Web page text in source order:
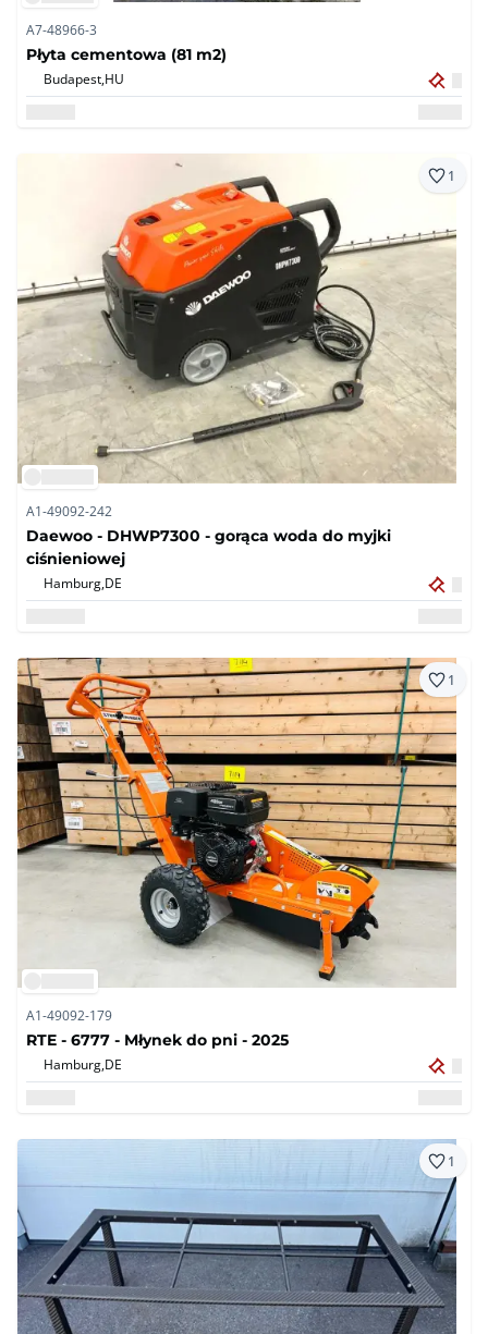
A7-48966-3
Płyta cementowa (81 m2)
Budapest,HU
1
A1-49092-242
Daewoo - DHWP7300 - gorąca woda do myjki
ciśnieniowej
Hamburg,DE
1
A1-49092-179
RTE - 6777 - Młynek do pni - 2025
Hamburg,DE
1